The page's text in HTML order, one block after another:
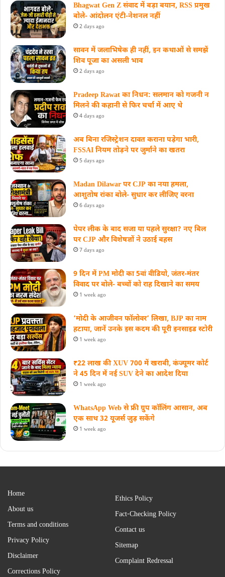
Bhagwat Gen Z संवाद में बड़ा बयान, RSS प्रमुख
बोले- आंदोलन एंटी-नेशनल नहीं
2 days ago
सावन में जलाभिषेक ही नहीं, इन कथाओं से समझें
शिव पूजा का असली भाव
2 days ago
Pradeep Rawat का निधन: सलमान को गजनी न
मिलने की कहानी से फिर चर्चा में आए थे
4 days ago
अब बिना रजिस्ट्रेशन दावत कराना पड़ेगा भारी,
FSSAI नियम तोड़ने पर जुर्माने का खतरा
5 days ago
Madan Dilawar पर CJP का नया हमला,
आशुतोष रांका बोले- सुधार कर लीजिए वरना
6 days ago
पेपर लीक के बाद सजा या पहले सुरक्षा? नए बिल
पर CJP और विशेषज्ञों ने उठाई बहस
7 days ago
9 दिन में PM मोदी का 5वां वीडियो, जंतर-मंतर
विवाद पर बोले- बच्चों को राह दिखाने का समय
1 week ago
‘मोदी के आजीवन फॉलोवर’ लिखा, BJP का नाम
हटाया, जानें उनके इस कदम की पूरी इनसाइड स्‍टोरी
1 week ago
₹22 लाख की XUV 700 में खराबी, कंज्यूमर कोर्ट
ने 45 दिन में नई SUV देने का आदेश दिया
1 week ago
WhatsApp Web से फ्री ग्रुप कॉलिंग आसान, अब
एक साथ 32 यूजर्स जुड़ सकेंगे
1 week ago
Home
About us
Terms and conditions
Privacy Policy
Disclaimer
Corrections Policy
Ethics Policy
Fact-Checking Policy
Contact us
Sitemap
Complaint Redressal